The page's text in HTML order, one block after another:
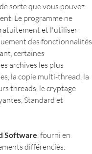
sorte que vous pouvez
Le programme ne
et l'utiliser
des fonctionnalités
certaines
archives les plus
la copie multi-thread, la
threads, le cryptage
Standard et
Software
différenciés.